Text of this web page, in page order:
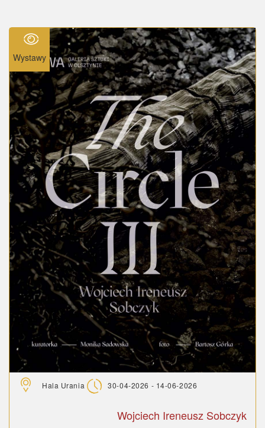
Wystawy
Hala Urania 30-04-2026 - 14-06-2026
Wojciech Ireneusz Sobczyk